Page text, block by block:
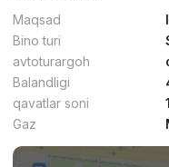
Maqsad
Bino turi
avtoturargoh
Balandligi
qavatlar soni
Gaz